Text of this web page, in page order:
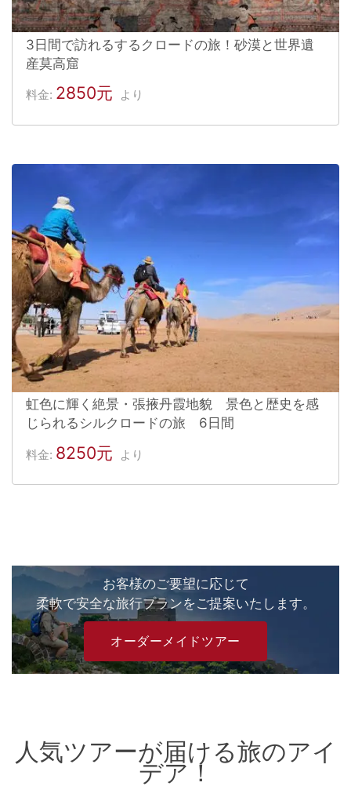
3日間で訪れるするクロードの旅！砂漠と世界遺
産莫高窟
料金: 2850元 より
虹色に輝く絶景・張掖丹霞地貌 景色と歴史を感
じられるシルクロードの旅 6日間
料金: 8250元 より
お客様のご要望に応じて
柔軟で安全な旅行プランをご提案いたします。
オーダーメイドツアー
人気ツアーが届ける旅のアイ
デア！